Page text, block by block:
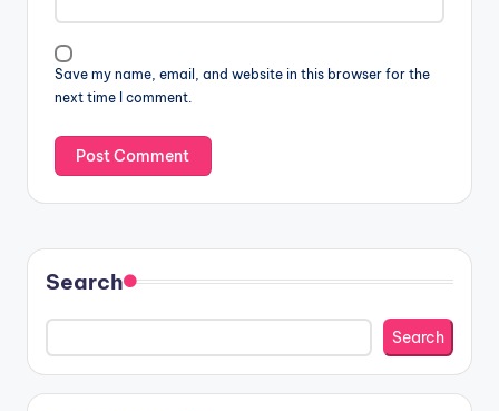
Save my name, email, and website in this browser for the
next time I comment.
Search
Search